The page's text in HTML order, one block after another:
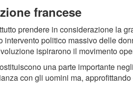
francese
prendere in considerazione la
politico massivo delle
ispirarono il movimento
una parte importante
con gli uomini ma, approfittando